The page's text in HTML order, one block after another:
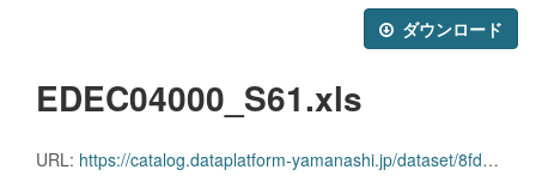
ダウンロード
EDEC04000_S61.xls
URL: https://catalog.dataplatform-yamanashi.jp/dataset/8fdb54b4-c8d3-4ffd-b175-d3e038f6b8b2/resource/1edee0dd-6be0-431e-9529-faf8ede3d8cb/download/edec04000_s61.xls